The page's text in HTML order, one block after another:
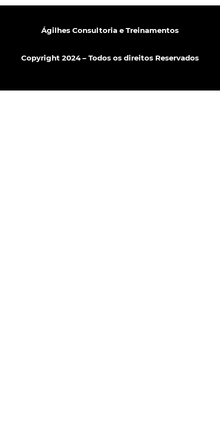
Ágilhes Consultoria e Treinamentos
Copyright 2024 – Todos os direitos Reservados